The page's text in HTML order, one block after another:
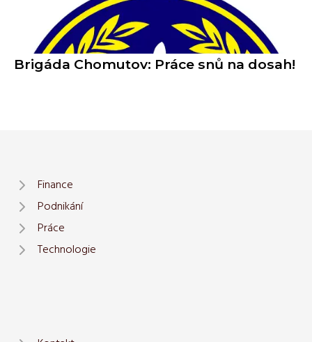
Brigáda Chomutov: Práce snů na dosah!
Finance
Podnikání
Práce
Technologie